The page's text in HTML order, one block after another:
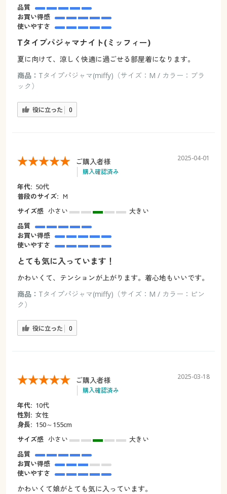
品質
お買い得感
使いやすさ
Tタイプパジャマナイト(ミッフィー)
夏に向けて、涼しく快適に過ごせる部屋着になります。
商品： Tタイプパジャマ(miffy)（サイズ：M / カラー：ブラ
ック）
役に立った 0
ご購入者様
購入確認済み
2025-04-01
年代: 50代
普段のサイズ: Ｍ
サイズ感 小さい
大きい
品質
お買い得感
使いやすさ
とても気に入っています！
かわいくて、テンションが上がります。着心地もいいです。
商品： Tタイプパジャマ(miffy)（サイズ：M / カラー：ピン
ク）
役に立った 0
ご購入者様
購入確認済み
2025-03-18
年代: 10代
性別: 女性
身長: 150～155cm
サイズ感 小さい
大きい
品質
お買い得感
使いやすさ
かわいくて娘がとても気に入っています。